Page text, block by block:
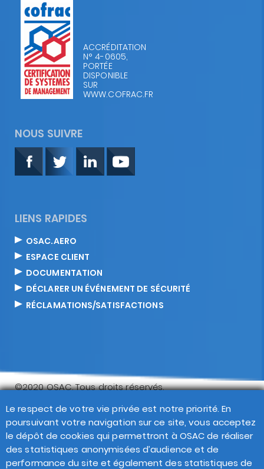
NOUS SUIVRE
ACCRÉDITATION
N° 4-0605,
PORTÉE
DISPONIBLE
SUR
WWW.COFRAC.FR
LIENS RAPIDES
OSAC.AERO
ESPACE CLIENT
DOCUMENTATION
DÉCLARER UN ÉVÉNEMENT DE SÉCURITÉ
RÉCLAMATIONS/SATISFACTIONS
©2020 OSAC. Tous droits réservés.
Footer
transversal
Recherche Contact FAQ
Réclamations
Politique de confidentialité
Mentions légales
CGV CGU
Plan du site Gestion des cookies
Le respect de votre vie privée est notre priorité. En
poursuivant votre navigation sur ce site, vous acceptez
le dépôt de cookies qui permettront à OSAC de réaliser
des statistiques anonymisées d’audience et de
performance du site et également des statistiques de